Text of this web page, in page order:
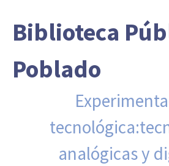
Biblioteca
Poblado
analógicas y